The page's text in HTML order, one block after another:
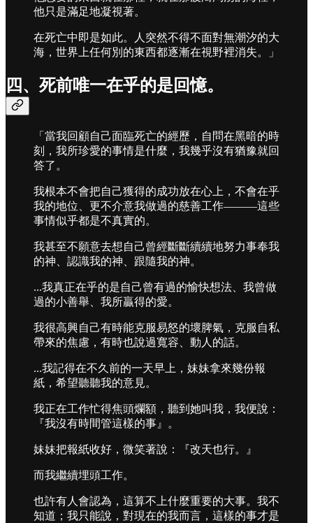
他只是滿足地凝視著。
在死亡中即是如此。人突然不得不面對無潮汐的大
海，世界上任何別的東西都逐漸在視野裡消失。」
四、死前唯一在乎的是回憶。
「當我回顧自己面臨死亡的經歷，自問在黑暗的時
刻，我所珍愛的事情是什麼，我幾乎沒有猶豫就回
答了。
我根本不會把自己獲得的成功放在心上，不會在乎
我的地位、更不介意我做過的慈善工作———這些
事情似乎都是不真實的。
我甚至不願意去想自己曾經斷斷續續地努力事奉我
的神、認識我的神、跟隨我的神。
...我真正在乎的是自己曾有過的愉快想法、我曾做
過的小善舉、我所贏得的愛。
我很高興自己有時能克服易怒的壞脾氣，克服自私
帶來的焦慮，有時也說過寬容、動人的話。
...我記得在不久前的一天早上，妹妹拿來幾份報
紙，希望聽聽我的意見。
我正在工作忙得焦頭爛額，聽到她叫我，我便說：
『我沒有時間管這樣的事』。
妹妹把報紙收好，微笑著說：『改天也行。』
而我繼續埋頭工作。
也許有人會認為，這算不上什麼重要的大事。我不
知道；我只能說，對現在的我而言，這樣的事才是